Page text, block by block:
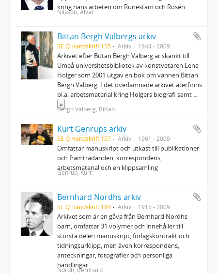
kring hans arbeten om Runestam och Rosén.
Nilsson, Alvar
Bittan Bergh Valbergs arkiv
SE Q Handskrift 155 Arkiv 1944 - 2009
Arkivet efter Bittan Bergh Valberg är skänkt till
Umeå universitetsbibliotek av konstvetaren Lena
Holger som 2001 utgav en bok om vännen Bittan
Bergh Valberg. I det överlämnade arkivet återfinns
bl.a. arbetsmaterial kring Holgers biografi samt
»
Bergh Valberg, Bittan
Kurt Genrups arkiv
SE Q Handskrift 157 Arkiv 1961 - 2009
Omfattar manuskript och utkast till publikationer
och framträdanden, korrespondens,
arbetsmaterial och en klippsamling
Genrup, Kurt
Bernhard Nordhs arkiv
SE Q Handskrift 184 Arkiv 1915 - 2009
Arkivet som är en gåva från Bernhard Nordhs
barn, omfattar 31 volymer och innehåller till
största delen manuskript, förlagskontrakt och
tidningsurklipp, men även korrespondens,
anteckningar, fotografier och personliga
handlingar
Nordh, Bernhard